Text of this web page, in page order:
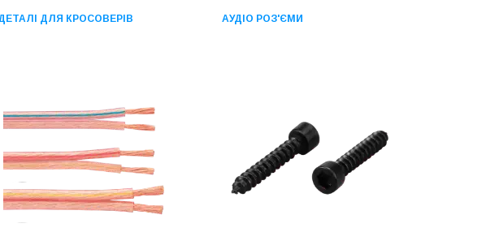
ДЛЯ КРОСОВЕРІВ АУДІО РОЗ'ЄМИ